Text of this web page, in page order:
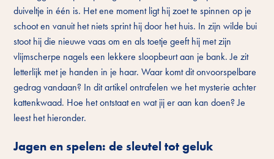
duiveltje in één is. Het ene moment ligt hij zoet te spinnen op je
schoot en vanuit het niets sprint hij door het huis. In zijn wilde bui
stoot hij die nieuwe vaas om en als toetje geeft hij met zijn
vlijmscherpe nagels een lekkere sloopbeurt aan je bank. Je zit
letterlijk met je handen in je haar. Waar komt dit onvoorspelbare
gedrag vandaan? In dit artikel ontrafelen we het mysterie achter
kattenkwaad. Hoe het ontstaat en wat jij er aan kan doen? Je
leest het hieronder.
Jagen en spelen: de sleutel tot geluk